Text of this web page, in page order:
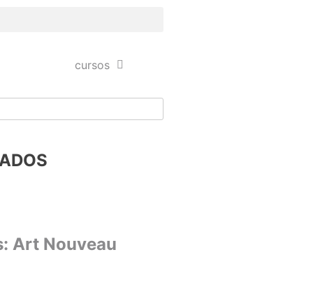
cursos
Art Nouveau